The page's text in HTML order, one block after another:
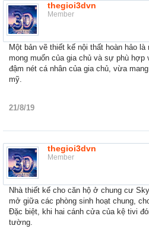
thegioi3dvn
Member
Một bản vẽ thiết kế nội thất hoàn hảo
mong muốn của gia chủ và sự phù
đậm nét cá nhân của gia chủ, vừa
mỹ.
21/8/19
thegioi3dvn
Member
Nhà thiết kế cho căn hộ ở chung cư
mở giữa các phòng sinh hoạt chung,
Đặc biệt, khi hai cánh cửa của kệ tivi
tường.